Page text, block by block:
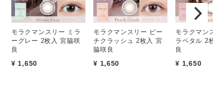
モラクマンスリー ミラ
ーグレー 2枚入 宮脇咲
良
¥ 1,650
モラクマンスリー ピー
チクラッシュ 2枚入 宮
脇咲良
¥ 1,650
モラクマンス
ラペタル 2枚
良
¥ 1,650